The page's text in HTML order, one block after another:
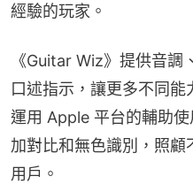
經驗的玩家。
《Guitar Wiz》提供音調
口述指示，讓更多不同
運用 Apple 平台的輔助
加對比和無色識別，照
用戶。